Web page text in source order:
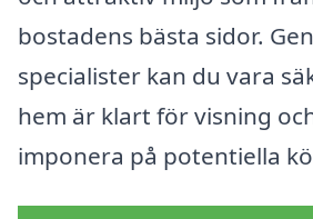
bostadens bästa sidor.
specialister kan du vara
hem är klart för visning
imponera på potentiella